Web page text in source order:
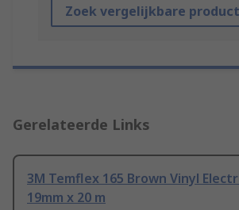
Zoek vergelijkbare
Gerelateerde Links
3M Temflex 165 Brown Vinyl
19mm x 20 m